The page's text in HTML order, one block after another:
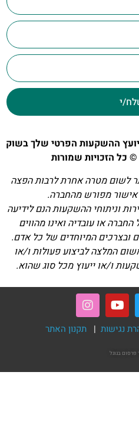
י
יועץ ההשקעות הפרטי שלך בשוק
לשום מטרה אחרת לרבות הפצה
אישור מפורש מהחברה.
וניתוחי ההשקעות הנם לידיעה
או עובדיה ואינו מהווים
ובצרכים המיוחדים של כל אדם.
המלצה לביצוע פעולות ו/או
ו/או ייעוץ מכל סוג שהוא.
נגישות | תקנון האתר
פרסום בגוגל